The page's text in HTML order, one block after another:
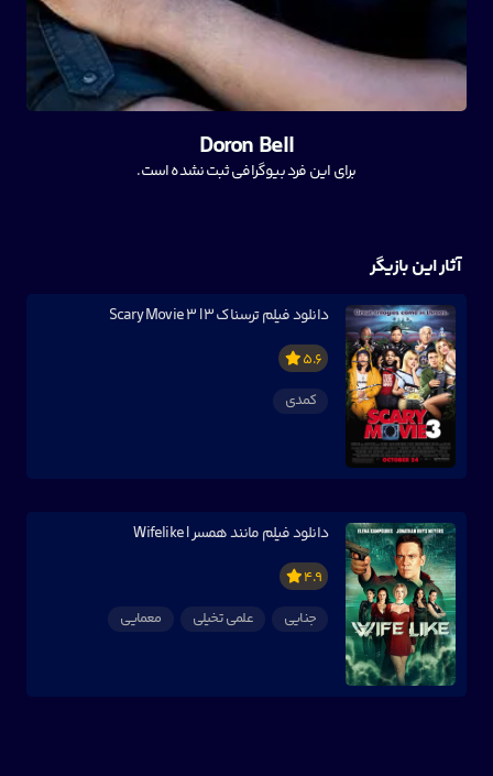
Doron Bell
برای این فرد بیوگرافی ثبت نشده است.
آثار این بازیگر
دانلود فیلم ترسناک ۳ | Scary Movie 3
5.6
کمدی
دانلود فیلم مانند همسر | Wifelike
4.9
جنایی
علمی تخیلی معمایی